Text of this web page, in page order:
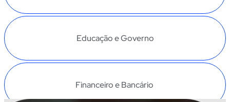
Educação e Governo
Financeiro e Bancário